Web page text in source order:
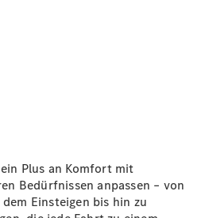
-
Plus an Komfort mit
Bedürfnissen anpassen – von
Einsteigen bis hin zu